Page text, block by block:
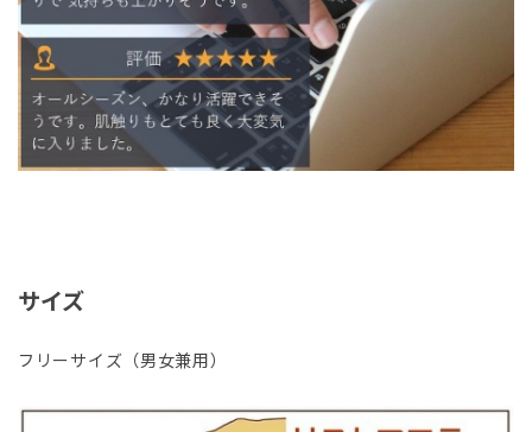
サイズ
フリーサイズ（男女兼用）